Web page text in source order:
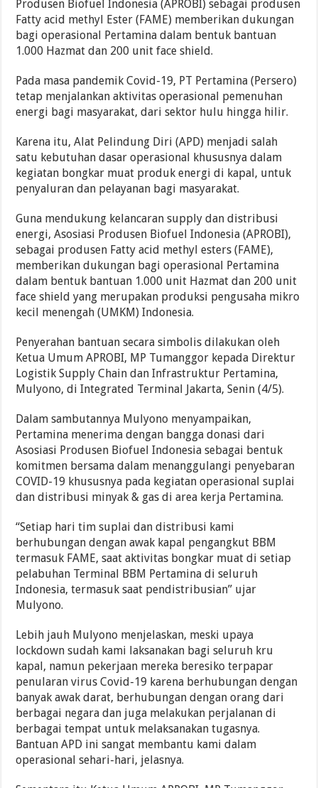
Produsen Biofuel Indonesia (APROBI) sebagai produsen
Fatty acid methyl Ester (FAME) memberikan dukungan
bagi operasional Pertamina dalam bentuk bantuan
1.000 Hazmat dan 200 unit face shield.
Pada masa pandemik Covid-19, PT Pertamina (Persero)
tetap menjalankan aktivitas operasional pemenuhan
energi bagi masyarakat, dari sektor hulu hingga hilir.
Karena itu, Alat Pelindung Diri (APD) menjadi salah
satu kebutuhan dasar operasional khususnya dalam
kegiatan bongkar muat produk energi di kapal, untuk
penyaluran dan pelayanan bagi masyarakat.
Guna mendukung kelancaran supply dan distribusi
energi, Asosiasi Produsen Biofuel Indonesia (APROBI),
sebagai produsen Fatty acid methyl esters (FAME),
memberikan dukungan bagi operasional Pertamina
dalam bentuk bantuan 1.000 unit Hazmat dan 200 unit
face shield yang merupakan produksi pengusaha mikro
kecil menengah (UMKM) Indonesia.
Penyerahan bantuan secara simbolis dilakukan oleh
Ketua Umum APROBI, MP Tumanggor kepada Direktur
Logistik Supply Chain dan Infrastruktur Pertamina,
Mulyono, di Integrated Terminal Jakarta, Senin (4/5).
Dalam sambutannya Mulyono menyampaikan,
Pertamina menerima dengan bangga donasi dari
Asosiasi Produsen Biofuel Indonesia sebagai bentuk
komitmen bersama dalam menanggulangi penyebaran
COVID-19 khususnya pada kegiatan operasional suplai
dan distribusi minyak & gas di area kerja Pertamina.
“Setiap hari tim suplai dan distribusi kami
berhubungan dengan awak kapal pengangkut BBM
termasuk FAME, saat aktivitas bongkar muat di setiap
pelabuhan Terminal BBM Pertamina di seluruh
Indonesia, termasuk saat pendistribusian” ujar
Mulyono.
Lebih jauh Mulyono menjelaskan, meski upaya
lockdown sudah kami laksanakan bagi seluruh kru
kapal, namun pekerjaan mereka beresiko terpapar
penularan virus Covid-19 karena berhubungan dengan
banyak awak darat, berhubungan dengan orang dari
berbagai negara dan juga melakukan perjalanan di
berbagai tempat untuk melaksanakan tugasnya.
Bantuan APD ini sangat membantu kami dalam
operasional sehari-hari, jelasnya.